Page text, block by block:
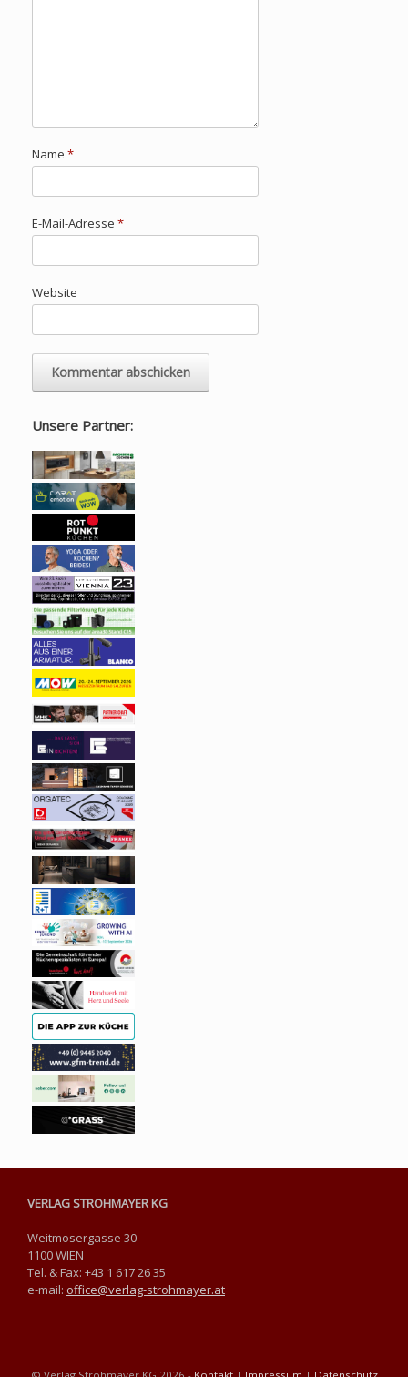
Name *
E-Mail-Adresse *
Website
Unsere Partner:
VERLAG STROHMAYER KG
Weitmosergasse 30
1100 WIEN
Tel. & Fax: +43 1 617 26 35
e-mail: office@verlag-strohmayer.at